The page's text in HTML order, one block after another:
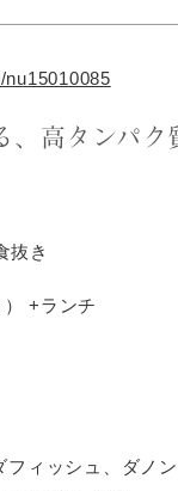
高タンパク
抜き
+ランチ
ィッシュ、ダノ